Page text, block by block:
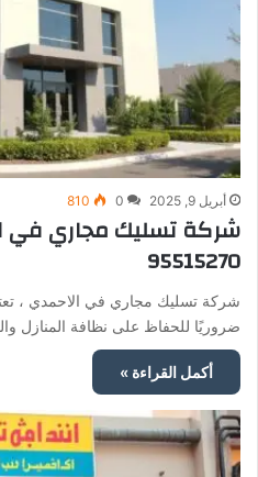
أبريل 9, 2025 0
810
شركة تسليك مجاري في
95515270
شركة تسليك مجاري في الاحمدي ،
ضروريًا للحفاظ على نظافة المنازل
أكمل القراءة »